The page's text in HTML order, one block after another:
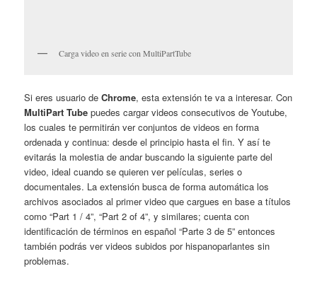
Carga video en serie con MultiPartTube
Si eres usuario deChrome, esta extensión te va a interesar. Con
MultiPart Tube puedes cargar videos consecutivos de Youtube,
los cuales te permitirán ver conjuntos de videos en forma
ordenada y continua: desde el principio hasta el fin. Y así te
evitarás la molestia de andar buscando la siguiente parte del
video, ideal cuando se quieren ver películas, series o
documentales. La extensión busca de forma automática los
archivos asociados al primer video que cargues en base a títulos
como “Part 1 / 4”, “Part 2 of 4”, y similares; cuenta con
identificación de términos en español “Parte 3 de 5” entonces
también podrás ver videos subidos por hispanoparlantes sin
problemas.